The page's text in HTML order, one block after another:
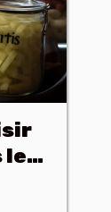
les